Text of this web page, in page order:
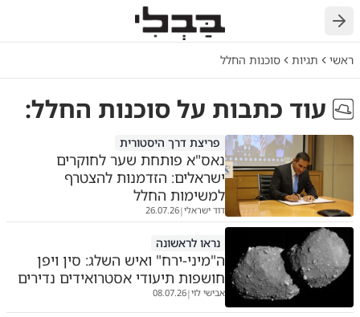
חזרה
ראשי תגיות סוכנות החלל
עוד כתבות עלסוכנות החלל:
פריצת דרך היסטורית
נאס"א פותחת שער לחוקרים
ישראלים: הזדמנות להצטרף
למשימות החלל
דוד ישראלי|
26.07.26
נראו לראשונה
ה"מיני-ירח" ואיש השלג: סין ויפן
חושפות תיעודי אסטרואידים נדירים
אבישי לוי|
08.07.26